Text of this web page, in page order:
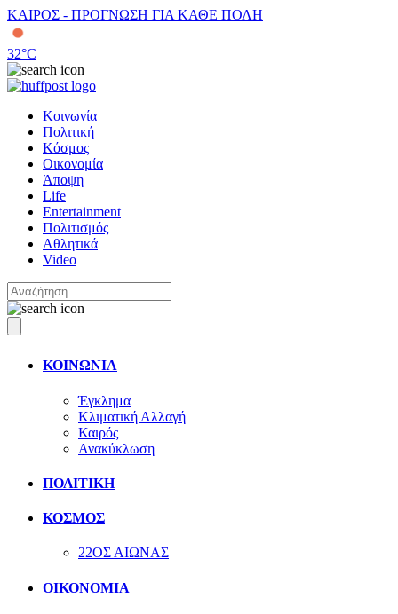
ΚΑΙΡΟΣ - ΠΡΟΓΝΩΣΗ ΓΙΑ ΚΑΘΕ ΠΟΛΗ
32°C
Κοινωνία
Πολιτική
Κόσμος
Οικονομία
Άποψη
Life
Entertainment
Πολιτισμός
Αθλητικά
Video
ΚΟΙΝΩΝΙΑ
Έγκλημα
Κλιματική Αλλαγή
Καιρός
Ανακύκλωση
ΠΟΛΙΤΙΚΗ
ΚΟΣΜΟΣ
22ΟΣ ΑΙΩΝΑΣ
ΟΙΚΟΝΟΜΙΑ